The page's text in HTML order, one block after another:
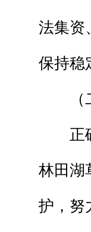
法集资
保持稳
（二
正确
林田湖
护，努